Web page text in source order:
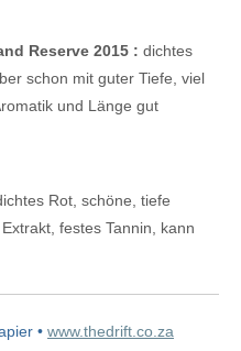
Reserve 2015 : dichtes
schon mit guter Tiefe, viel
und Länge gut
Rot, schöne, tiefe
festes Tannin, kann
• www.thedrift.co.za